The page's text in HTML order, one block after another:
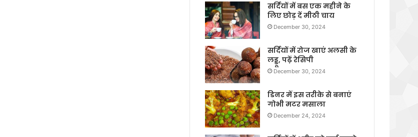
सर्दियों में बस एक महीने के
लिए छोड़ दें मीठी चाय
December 30, 2024
सर्दियों में रोज खाएं अलसी के
लड्डू, पढ़ें रेसिपी
December 30, 2024
डिनर में इस तरीके से बनाएं
गोभी मटर मसाला
December 24, 2024